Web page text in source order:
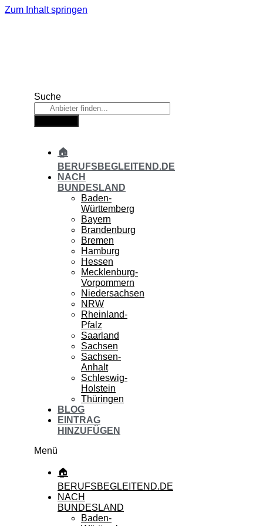
Zum Inhalt springen
Suche
🏠
BERUFSBEGLEITEND.DE
NACH
BUNDESLAND
Baden-
Württemberg
Bayern
Brandenburg
Bremen
Hamburg
Hessen
Mecklenburg-
Vorpommern
Niedersachsen
NRW
Rheinland-
Pfalz
Saarland
Sachsen
Sachsen-
Anhalt
Schleswig-
Holstein
Thüringen
BLOG
EINTRAG
HINZUFÜGEN
Menü
🏠
BERUFSBEGLEITEND.DE
NACH
BUNDESLAND
Baden-